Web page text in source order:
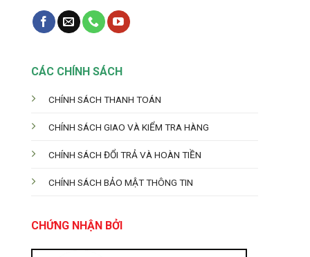
CÁC CHÍNH SÁCH
CHÍNH SÁCH THANH TOÁN
CHÍNH SÁCH GIAO VÀ KIỂM TRA HÀNG
CHÍNH SÁCH ĐỔI TRẢ VÀ HOÀN TIỀN
CHÍNH SÁCH BẢO MẬT THÔNG TIN
CHỨNG NHẬN BỞI